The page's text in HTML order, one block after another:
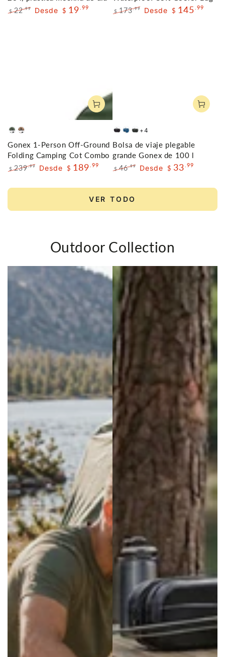
$ 22.99 Desde $ 19 .99
$ 173.99 Desde $ 145 .99
Army
Green
Khaki
Gonex 1-Person Off-Ground
Folding Camping Cot Combo
regular
$ 239.99
de
Desde $ 189 .99
Negro
Azul
profundo
Gris
+4
Bolsa de viaje plegable
grande Gonex de 100 l
regular
$ 46.99
de
Desde $ 33 .99
VER TODO
Outdoor Collection